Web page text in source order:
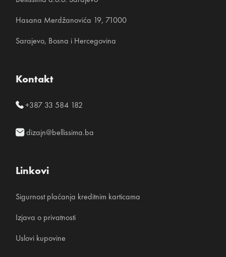
Hasana Merdžanovića 19, 71000
Sarajevo, Bosna i Hercegovina
Kontakt
+387 33 584 182
dizajn@bellissima.ba
Linkovi
Sigurnost plaćanja kreditnim karticama
Izjava o privatnosti
Uslovi kupovine